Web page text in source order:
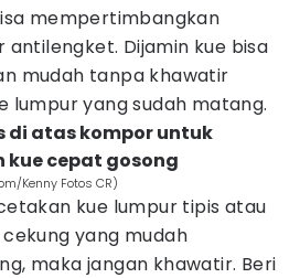
mempertimbangkan
Dijamin kue bisa
mudah tanpa khawatir
lumpur yang sudah matang.
di atas kompor untuk
kue cepat gosong
Kenny Fotos CR)
kue lumpur tipis atau
yang mudah
maka jangan khawatir. Beri